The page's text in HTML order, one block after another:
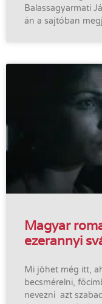
Balassagyarmati
án a sajtóban
Magyar
ezerannyi
Mi jöhet még itt,
becsmérelni,
nevezni azt